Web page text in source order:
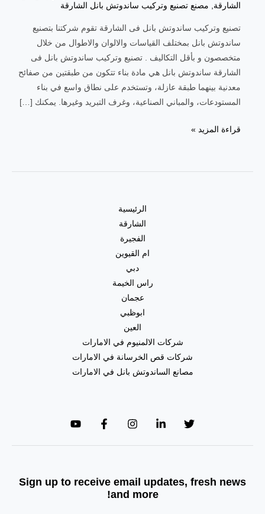
الشارقة
مصنع تصنيع وتركيب ساندوتش بانل الشارقة
تصنيع وتركيب ساندوتش بانل فى الشارقة تقوم شركتنا بتصنيع
ساندوتش بانل بمختلف القياسات والالوان والاطوال من خلال
متخصصون و بأقل التكاليف . تصنيع وتركيب ساندوتش بانل فى
الشارقة ساندوتش بانل هي مادة بناء تتكون من طبقتين من صفائح
معدنية بينهما طبقة عازلة، وتستخدم على نطاق واسع في بناء
المستودعات، والمباني الصناعية، وغرف التبريد وغيرها. يمكنك […]
تصنيع
بانل
قراءة المزيد »
الرئيسية
الشارقة
الفجيرة
ام القيوين
دبي
راس الخيمة
عجمان
ابوظبي
العين
شركات الالمنيوم في الامارات
شركات قص الخرسانة في الامارات
مصانع الساندوتش بانل في الامارات
Sign up to receive email updates, fresh news
and more!